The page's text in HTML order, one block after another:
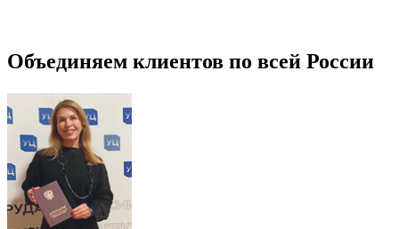
Объединяем клиентов по всей России